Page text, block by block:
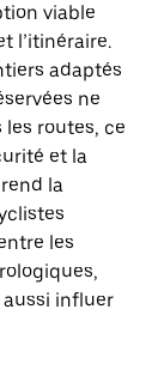
viable
l’itinéraire.
adaptés
ne
routes, ce
et la
la
les
influer